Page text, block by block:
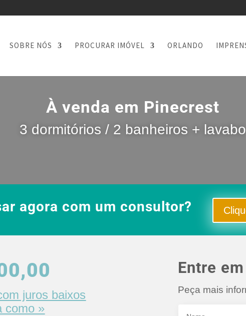
SOBRE NÓS PROCURAR IMÓVEL ORLANDO
À venda em Pinecrest
3 dormitórios / 2 banheiros + lavabo
agora com um consultor?
juros baixos
como »
Entre
Peça mais